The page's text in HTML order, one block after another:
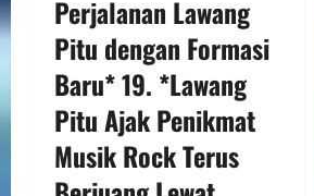
Perjalanan Lawang
Pitu dengan Formasi
Baru* 19. *Lawang
Pitu Ajak Penikmat
Musik Rock Terus